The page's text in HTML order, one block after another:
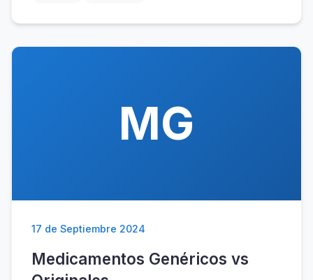
MG
17 de Septiembre 2024
Medicamentos Genéricos vs